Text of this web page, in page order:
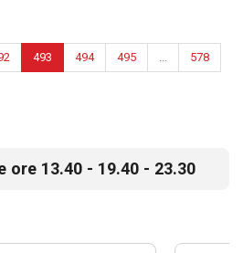
493 494 495 ... 578
ore 13.40 - 19.40 - 23.30